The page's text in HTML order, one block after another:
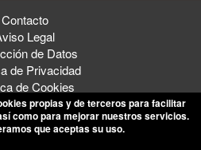
Contacto
Legal
de Datos
de Privacidad
de Cookies
propias y de terceros para facilitar
como para mejorar nuestros servicios.
que aceptas su uso.